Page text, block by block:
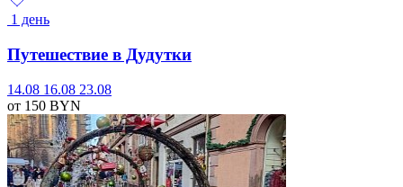
1 день
Путешествие в Дудутки
14.08 16.08 23.08
от 150 BYN